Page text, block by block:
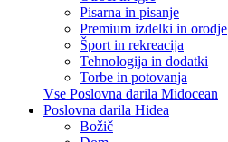
Pisarna in pisanje
Premium izdelki in orodje
Šport in rekreacija
Tehnologija in dodatki
Torbe in potovanja
Vse Poslovna darila Midocean
Poslovna darila Hidea
Božič